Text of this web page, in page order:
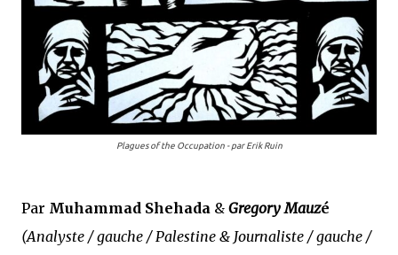
Plagues of the Occupation - par Erik Ruin
Par Muhammad Shehada & Gregory Mauzé
(Analyste / gauche / Palestine & Journaliste / gauche /